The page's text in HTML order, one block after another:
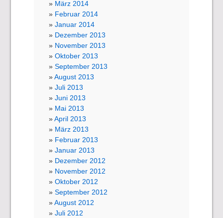
März 2014
Februar 2014
Januar 2014
Dezember 2013
November 2013
Oktober 2013
September 2013
August 2013
Juli 2013
Juni 2013
Mai 2013
April 2013
März 2013
Februar 2013
Januar 2013
Dezember 2012
November 2012
Oktober 2012
September 2012
August 2012
Juli 2012